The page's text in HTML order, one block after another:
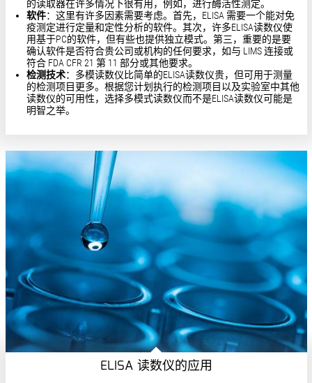
的读取器在许多情况下很有用，例如，进行酶活性测定。
软件：这里有许多因素需要考虑。首先，ELISA 需要一个能对免
疫测定进行定量和定性分析的软件。其次，许多ELISA读数仪使
用基于PC的软件，但有些也提供独立模式。第三，重要的是要
确认软件是否符合贵公司或机构的任何要求，如与 LIMS 连接或
符合 FDA CFR 21 第 11 部分或其他要求。
检测技术：多模读数仪比简单的ELISA读数仪贵，但可用于测量
的检测项目更多。根据您计划执行的检测项目以及实验室中其他
读数仪的可用性，选择多模式读数仪而不是ELISA读数仪可能是
明智之举。
ELISA 读数仪的应用